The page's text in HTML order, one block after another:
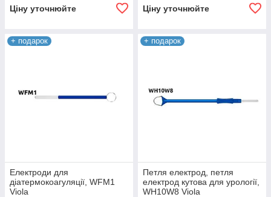
Ціну уточнюйте Ціну уточнюйте
+ подарок
Електроди для
діатермокоагуляції, WFM1
Viola
+ подарок
Петля електрод, петля
електрод кутова для урології,
WH10W8 Viola